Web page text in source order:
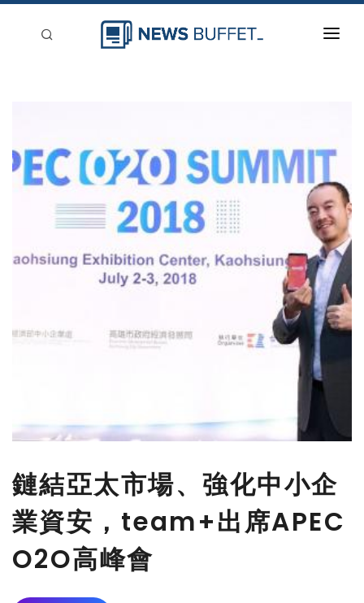
刊登
鏈結亞太市場、強化中小企
業資安，team+出席APEC
O2O高峰會